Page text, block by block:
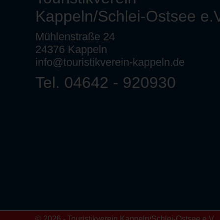
Kappeln/Schlei-Ostsee
Mühlenstraße 24
24376 Kappeln
info@touristikverein-kappeln.de
Tel. 04642 - 920930